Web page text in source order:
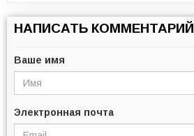
НАПИСАТЬ КОММЕНТАРИЙ
Ваше имя
Электронная почта